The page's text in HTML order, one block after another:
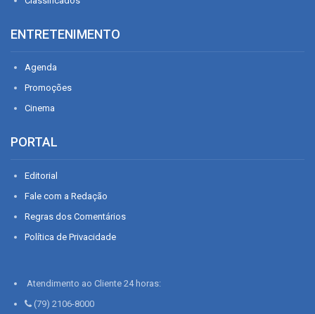
ENTRETENIMENTO
Agenda
Promoções
Cinema
PORTAL
Editorial
Fale com a Redação
Regras dos Comentários
Política de Privacidade
Atendimento ao Cliente 24 horas:
(79) 2106-8000